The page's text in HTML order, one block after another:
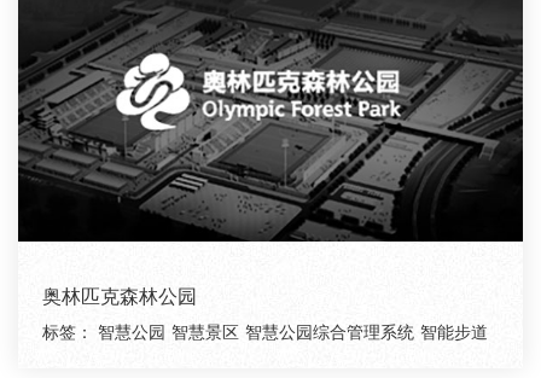
奥林匹克森林公园
标签： 智慧公园 智慧景区 智慧公园综合管理系统 智能步道